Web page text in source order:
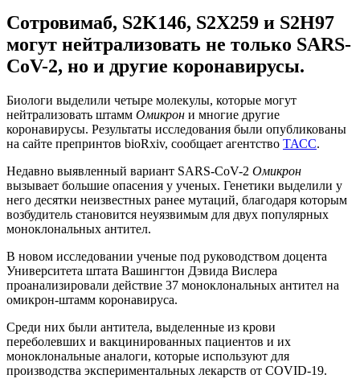
Сотровимаб, S2K146, S2X259 и S2H97
могут нейтрализовать не только SARS-
CoV-2, но и другие коронавирусы.
Биологи выделили четыре молекулы, которые могут
нейтрализовать штамм Омикрон и многие другие
коронавирусы. Результаты исследования были опубликованы
на сайте препринтов bioRxiv, сообщает агентство ТАСС.
Недавно выявленный вариант SARS-CoV-2 Омикрон
вызывает большие опасения у ученых. Генетики выделили у
него десятки неизвестных ранее мутаций, благодаря которым
возбудитель становится неуязвимым для двух популярных
моноклональных антител.
В новом исследовании ученые под руководством доцента
Университета штата Вашингтон Дэвида Вислера
проанализировали действие 37 моноклональных антител на
омикрон-штамм коронавируса.
Среди них были антитела, выделенные из крови
переболевших и вакцинированных пациентов и их
моноклональные аналоги, которые используют для
производства экспериментальных лекарств от COVID-19.